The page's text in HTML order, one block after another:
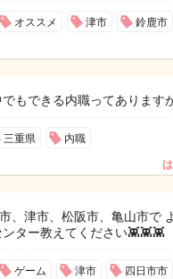
オススメ 津市 鈴鹿市
もできる内職ってあります
三重県 内職
、津市、松阪市、亀山市で
ター教えてください👾👾👾
ゲーム 津市 四日市市